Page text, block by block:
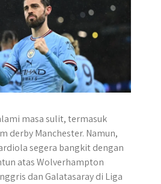
masa sulit, termasuk
derby Manchester. Namun,
segera bangkit dengan
atas Wolverhampton
dan Galatasaray di Liga